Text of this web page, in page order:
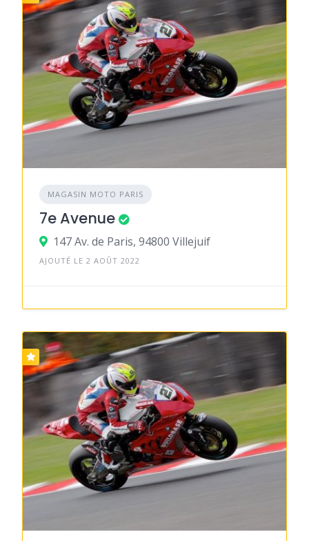
MAGASIN MOTO PARIS
7e Avenue
147 Av. de Paris, 94800 Villejuif
AJOUTÉ LE 2 AOÛT 2022